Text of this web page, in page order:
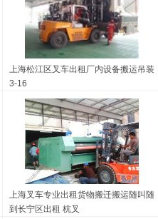
上海松江区叉车出租厂内设备搬运吊装
3-16
上海叉车专业出租货物搬迁搬运随叫随
到长宁区出租 杭叉